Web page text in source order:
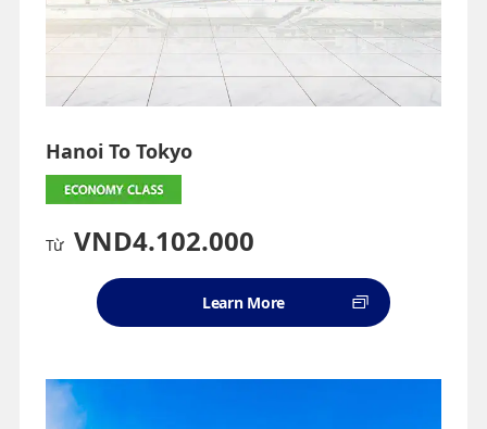
Hanoi To Tokyo
Từ VND4.102.000
Learn More